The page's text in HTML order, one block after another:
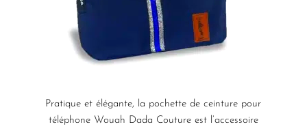
Pratique et élégante, la pochette de ceinture pour
téléphone Wouah Dada Couture est l’accessoire